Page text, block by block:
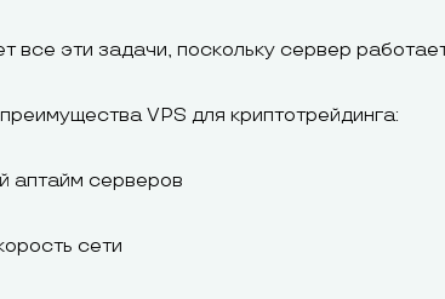
все эти задачи, поскольку сервер
VPS для криптотрейдинга:
аптайм серверов
сети